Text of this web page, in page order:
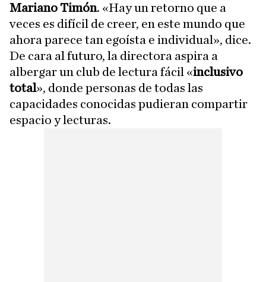
Mariano Timón. «Hay un retorno que a
veces es difícil de creer, en este mundo que
ahora parece tan egoísta e individual», dice.
De cara al futuro, la directora aspira a
albergar un club de lectura fácil «inclusivo
total», donde personas de todas las
capacidades conocidas pudieran compartir
espacio y lecturas.